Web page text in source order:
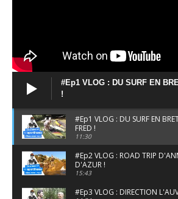
#Ep1 VLOG : DU SURF EN
!
#Ep1 VLOG : DU SURF EN
FRED !
11:30
#Ep2 VLOG : ROAD TRIP
D'AZUR !
15:43
#Ep3 VLOG : DIRECTION